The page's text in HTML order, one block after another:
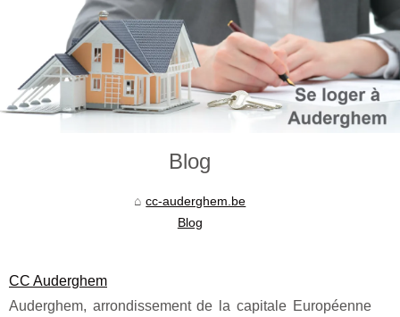
Blog
cc-auderghem.be
Blog
CC Auderghem
Auderghem, arrondissement de la capitale Européenne